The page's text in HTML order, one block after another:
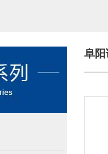
阜阳